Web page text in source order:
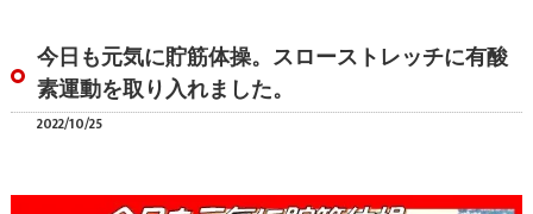
今日も元気に貯筋体操。スローストレッチに有酸
素運動を取り入れました。
2022/10/25